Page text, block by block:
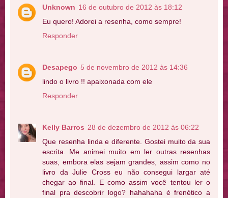
Unknown 16 de outubro de 2012 às 18:12
Eu quero! Adorei a resenha, como sempre!
Responder
Desapego 5 de novembro de 2012 às 14:36
lindo o livro !! apaixonada com ele
Responder
Kelly Barros 28 de dezembro de 2012 às 06:22
Que resenha linda e diferente. Gostei muito da sua
escrita. Me animei muito em ler outras resenhas
suas, embora elas sejam grandes, assim como no
livro da Julie Cross eu não consegui largar até
chegar ao final. E como assim você tentou ler o
final pra descobrir logo? hahahaha é frenético a